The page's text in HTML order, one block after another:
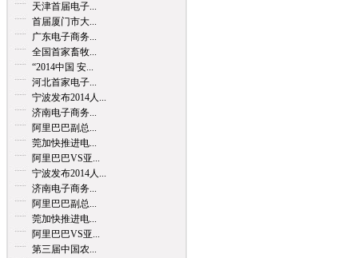
天津首届电子...
首届厦门市大...
广东电子商务...
全国首家畜牧...
“2014中国 安...
河北首家电子...
宁波发布2014人...
济南电子商务...
阿里巴巴副总...
莞加快推进电...
阿里巴巴VS亚...
宁波发布2014人...
济南电子商务...
阿里巴巴副总...
莞加快推进电...
阿里巴巴VS亚...
第三届中国农...